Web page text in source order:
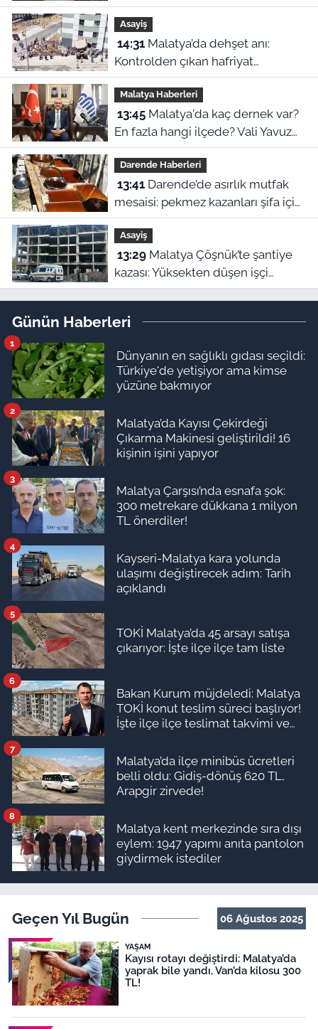
cinayetle suçlayamazsınız!'
Asayiş
14:31Malatya’da dehşet anı:
Kontrolden çıkan hafriyat
kamyonu evin içine girdi!
Malatya Haberleri
13:45Malatya'da kaç dernek var?
En fazla hangi ilçede? Vali Yavuz
tek tek açıkladı
Darende Haberleri
13:41Darende’de asırlık mutfak
mesaisi: pekmez kazanları şifa için
kaynıyor
Asayiş
13:29Malatya Çöşnük’te şantiye
kazası: Yüksekten düşen işçi
yaralandı
Günün Haberleri
Dünyanın en sağlıklı gıdası seçildi:
Türkiye'de yetişiyor ama kimse
yüzüne bakmıyor
1
Malatya’da Kayısı Çekirdeği
Çıkarma Makinesi geliştirildi! 16
kişinin işini yapıyor
2
Malatya Çarşısı’nda esnafa şok:
300 metrekare dükkana 1 milyon
TL önerdiler!
3
Kayseri-Malatya kara yolunda
ulaşımı değiştirecek adım: Tarih
açıklandı
4
TOKİ Malatya’da 45 arsayı satışa
çıkarıyor: İşte ilçe ilçe tam liste
5
Bakan Kurum müjdeledi: Malatya
TOKİ konut teslim süreci başlıyor!
İşte ilçe ilçe teslimat takvimi ve
6
Malatya’da ilçe minibüs ücretleri
belli oldu: Gidiş-dönüş 620 TL,
Arapgir zirvede!
7
Malatya kent merkezinde sıra dışı
eylem: 1947 yapımı anıta pantolon
giydirmek istediler
8
Geçen Yıl Bugün 06 Ağustos 2025
YAŞAM
Kayısı rotayı değiştirdi: Malatya’da
yaprak bile yandı, Van’da kilosu 300
TL!